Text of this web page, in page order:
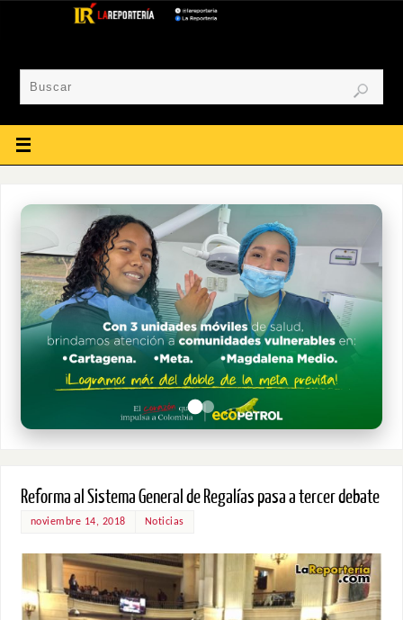
Reforma al Sistema General de Regalías pasa a tercer debate
noviembre 14, 2018 Noticias